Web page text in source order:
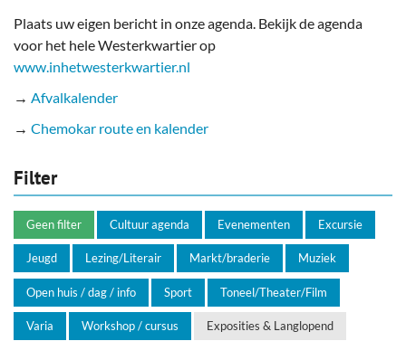
Plaats uw eigen bericht in onze agenda. Bekijk de agenda
voor het hele Westerkwartier op
www.inhetwesterkwartier.nl
→ Afvalkalender
→ Chemokar route en kalender
Filter
Geen filter Cultuur agenda Evenementen Excursie
Jeugd Lezing/Literair Markt/braderie Muziek
Open huis / dag / info Sport Toneel/Theater/Film
Varia Workshop / cursus Exposities & Langlopend